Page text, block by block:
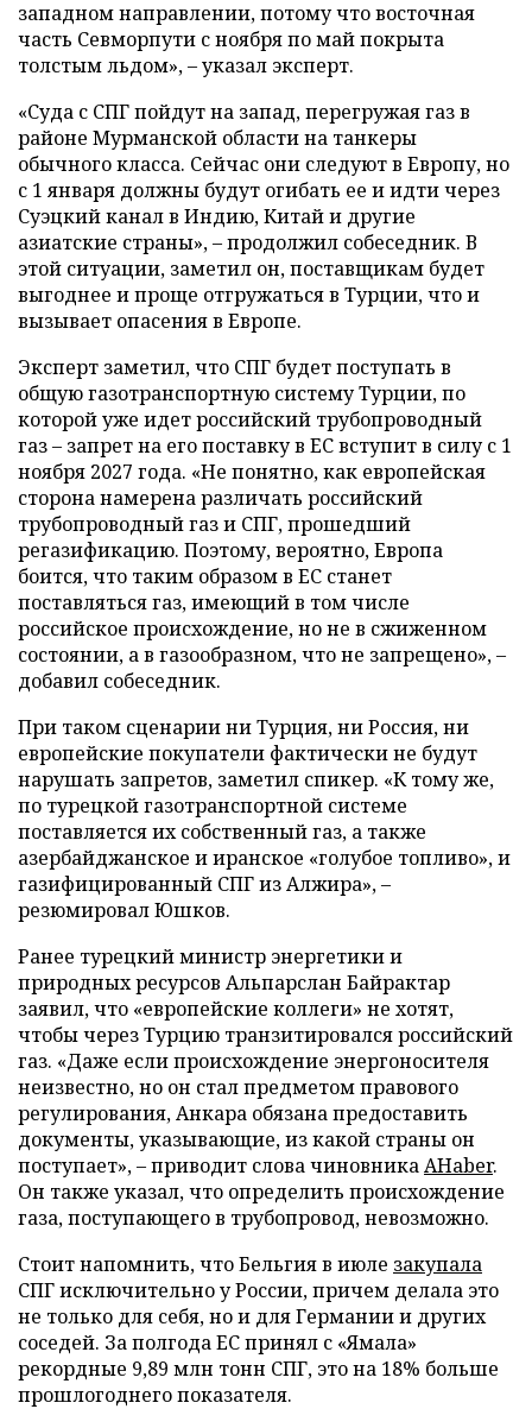
западном направлении, потому что восточная
часть Севморпути с ноября по май покрыта
толстым льдом», – указал эксперт.
«Суда с СПГ пойдут на запад, перегружая газ в
районе Мурманской области на танкеры
обычного класса. Сейчас они следуют в Европу, но
с 1 января должны будут огибать ее и идти через
Суэцкий канал в Индию, Китай и другие
азиатские страны», – продолжил собеседник. В
этой ситуации, заметил он, поставщикам будет
выгоднее и проще отгружаться в Турции, что и
вызывает опасения в Европе.
Эксперт заметил, что СПГ будет поступать в
общую газотранспортную систему Турции, по
которой уже идет российский трубопроводный
газ – запрет на его поставку в ЕС вступит в силу с 1
ноября 2027 года. «Не понятно, как европейская
сторона намерена различать российский
трубопроводный газ и СПГ, прошедший
регазификацию. Поэтому, вероятно, Европа
боится, что таким образом в ЕС станет
поставляться газ, имеющий в том числе
российское происхождение, но не в сжиженном
состоянии, а в газообразном, что не запрещено», –
добавил собеседник.
При таком сценарии ни Турция, ни Россия, ни
европейские покупатели фактически не будут
нарушать запретов, заметил спикер. «К тому же,
по турецкой газотранспортной системе
поставляется их собственный газ, а также
азербайджанское и иранское «голубое топливо», и
газифицированный СПГ из Алжира», –
резюмировал Юшков.
Ранее турецкий министр энергетики и
природных ресурсов Альпарслан Байрактар
заявил, что «европейские коллеги» не хотят,
чтобы через Турцию транзитировался российский
газ. «Даже если происхождение энергоносителя
неизвестно, но он стал предметом правового
регулирования, Анкара обязана предоставить
документы, указывающие, из какой страны он
поступает», – приводит слова чиновникаAHaber.
Он также указал, что определить происхождение
газа, поступающего в трубопровод, невозможно.
Стоит напомнить, что Бельгия в июле закупала
СПГ исключительно у России, причем делала это
не только для себя, но и для Германии и других
соседей. За полгода ЕС принял с «Ямала»
рекордные 9,89 млн тонн СПГ, это на 18% больше
прошлогоднего показателя.